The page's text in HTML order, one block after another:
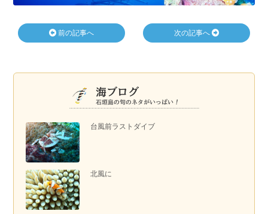
台風前ラストダイブ
北風に
前の記事へ 次の記事へ